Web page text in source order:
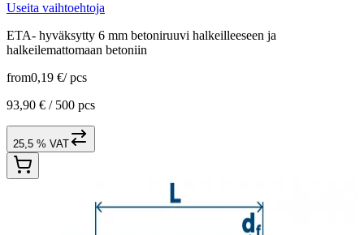
Useita vaihtoehtoja
ETA- hyväksytty 6 mm betoniruuvi halkeilleeseen ja
halkeilemattomaan betoniin
from0,19 €/ pcs
93,90 € / 500 pcs
25,5 % VAT